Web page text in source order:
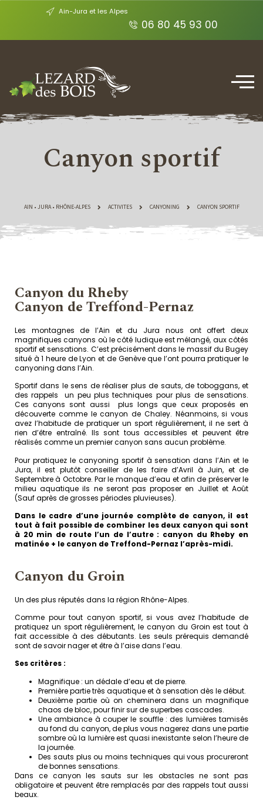
Ain-Jura et les Alpes
06 80 45 93 00
Canyon sportif
AIN • JURA • RHÔNE-ALPES ACTIVITES CANYONING CANYON SPORTIF
Canyon du Rheby
Canyon de Treffond-Pernaz
Les montagnes de l’Ain et du Jura nous ont offert deux
magnifiques canyons où le côté ludique est mélangé, aux côtés
sportif et sensations. C’est précisément dans le massif du Bugey
situé à 1 heure de Lyon et de Genève que l’ont pourra pratiquer le
canyoning dans l’Ain.
Sportif dans le sens de réaliser plus de sauts, de toboggans, et
des rappels un peu plus techniques pour plus de sensations.
Ces canyons sont aussi plus longs que ceux proposés en
découverte comme le canyon de Chaley. Néanmoins, si vous
avez l’habitude de pratiquer un sport régulièrement, il ne sert à
rien d’être entraîné. Ils sont tous accessibles et peuvent être
réalisés comme un premier canyon sans aucun problème.
Pour pratiquez le canyoning sportif à sensation dans l’Ain et le
Jura, il est plutôt conseiller de les faire d’Avril à Juin, et de
Septembre à Octobre. Par le manque d’eau et afin de préserver le
milieu aquatique ils ne seront pas proposer en Juillet et Août
(Sauf après de grosses périodes pluvieuses).
Dans le cadre d’une journée complète de canyon, il est
tout à fait possible de combiner les deux canyon qui sont
à 20 min de route l’un de l’autre : canyon du Rheby en
matinée + le canyon de Treffond-Pernaz l’après-midi.
Canyon du Groin
Un des plus réputés dans la région Rhône-Alpes.
Comme pour tout canyon sportif, si vous avez l’habitude de
pratiquez un sport régulièrement, le canyon du Groin est tout à
fait accessible à des débutants. Les seuls prérequis demandé
sont de savoir nager et être à l’aise dans l’eau.
Ses critères :
Magnifique : un dédale d’eau et de pierre.
Première partie très aquatique et à sensation dès le début.
Deuxième partie où on cheminera dans un magnifique
chaos de bloc, pour finir sur de superbes cascades.
Une ambiance à couper le souffle : des lumières tamisés
au fond du canyon, de plus vous nagerez dans une partie
sombre où la lumière est quasi inexistante selon l’heure de
la journée.
Des sauts plus ou moins techniques qui vous procureront
de bonnes sensations.
Dans ce canyon les sauts sur les obstacles ne sont pas
obligatoire et peuvent être remplacés par des rappels tout aussi
beaux.